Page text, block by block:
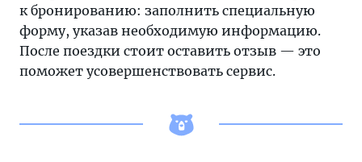
к бронированию: заполнить специальную
форму, указав необходимую информацию.
После поездки стоит оставить отзыв — это
поможет усовершенствовать сервис.